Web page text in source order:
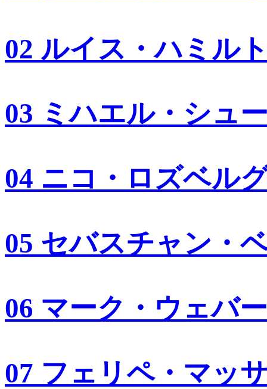
02 ルイス・ハミル
03 ミハエル・シュ
04 ニコ・ロズベル
05 セバスチャン・
06 マーク・ウェバー
07 フェリペ・マッ